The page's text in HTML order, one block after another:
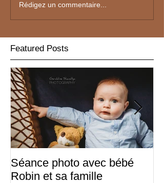
Rédigez un commentaire...
Featured Posts
Séance photo avec bébé
Robin et sa famille